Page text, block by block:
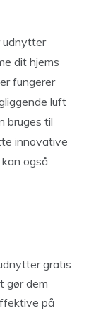
udnytter
dit hjems
fungerer
luft
bruges til
innovative
også
gratis
gør dem
på